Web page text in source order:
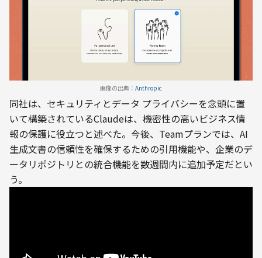
画像の出典： Anthropic
同社は、セキュリティとデータ プライバシーを念頭に置
いて構築されているClaudeは、機密性の高いビジネス情
報の保護に役立つと述べた。今後、Teamプランでは、AI
生成文書の信頼性を確保するための引用機能や、企業のデ
ータリポジトリとの統合機能を数週間内に追加予定だとい
う。